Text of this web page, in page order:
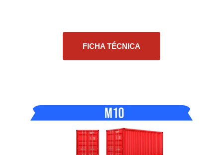
FICHA TÉCNICA